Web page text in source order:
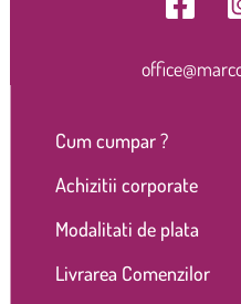
Cum cumpar ?
Achizitii corporate
Modalitati de plata
Livrarea Comenzilor